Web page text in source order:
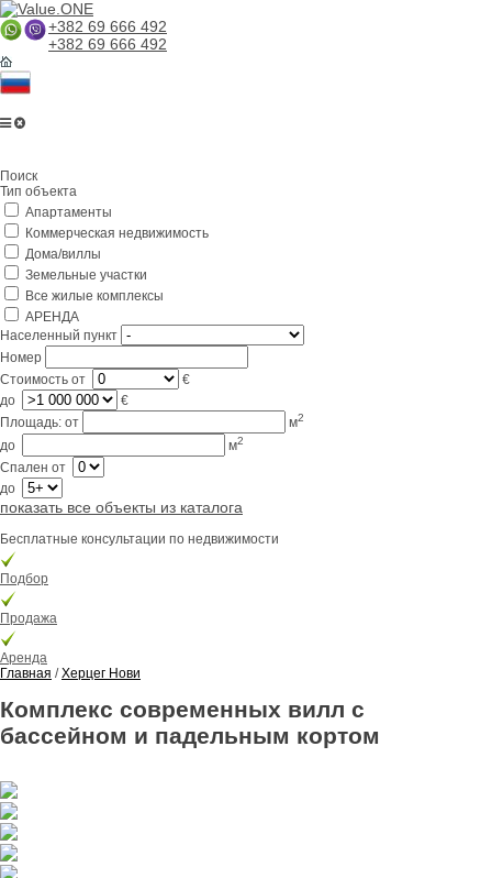
+382 69 666 492
+382 69 666 492
Lifestyle
Контакты
Поиск
Тип объекта
Апартаменты
Коммерческая недвижимость
Дома/виллы
Земельные участки
Все жилые комплексы
АРЕНДА
Населенный пункт
Номер
Стоимость от
€
до
€
Площадь: от м2
до м2
Спален от
до
показать все объекты из каталога
Бесплатные консультации по недвижимости
Подбор
Продажа
Аренда
Главная /Херцег Нови
Комплекс современных вилл с
бассейном и падельным кортом